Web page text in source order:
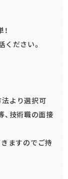
ださい。
法より選択可
、技術職の面接
すのでご持